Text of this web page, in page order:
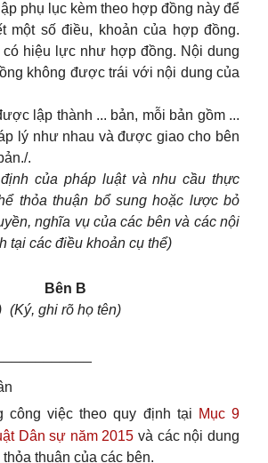
phụ lục kèm theo hợp đồng này để
một số điều, khoản của hợp đồng.
hiệu lực như hợp đồng. Nội dung
không được trái với nội dung của
lập thành ... bản, mỗi bản gồm ...
lý như nhau và được giao cho bên
.
của pháp luật và nhu cầu thực
thỏa thuận bổ sung hoặc lược bỏ
nghĩa vụ của các bên và các nội
tại các điều khoản cụ thể)
Bên B
(Ký, ghi rõ họ tên)
công việc theo quy định tại Mục 9
Dân sự năm 2015 và các nội dung
thuận của các bên.